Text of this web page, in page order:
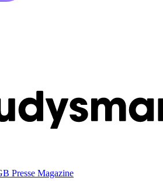
Presse Magazine